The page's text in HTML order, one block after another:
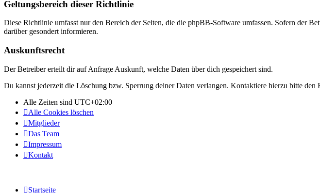
Geltungsbereich dieser Richtlinie
Diese Richtlinie umfasst nur den Bereich der Seiten, die die phpBB-Software umfassen. Sofern der
darüber gesondert informieren.
Auskunftsrecht
Der Betreiber erteilt dir auf Anfrage Auskunft, welche Daten über dich gespeichert sind.
Du kannst jederzeit die Löschung bzw. Sperrung deiner Daten verlangen. Kontaktiere hierzu bitte den
Alle Zeiten sind UTC+02:00
Alle Cookies löschen
Mitglieder
Das Team
Impressum
Kontakt
Startseite